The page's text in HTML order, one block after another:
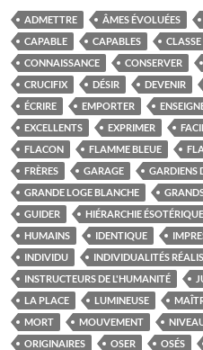
ADMETTRE ÂMES ÉVOLUÉES
CAPABLE
CAPABLES CLASSE
CONNAISSANCE
CONSERVER
CRUCIFIX
DÉSIR DEVENIR
ÉCRIRE
EMPORTER
EXCELLENTS
EXPRIMER
FLACON
FLAMME BLEUE
FRÈRES
GARAGE GARDIENS
GRANDE LOGE BLANCHE
GUIDER
HIÉRARCHIE ÉSOTÉRIQUE
HUMAINS
IDENTIQUE
INDIVIDU
INDIVIDUALITÉS
INSTRUCTEURS DE L'HUMANITÉ
LA PLACE
LUMINEUSE
MORT
MOUVEMENT
ORIGINAIRES
OSER OSÉS